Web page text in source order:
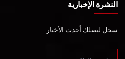
النشرة الإخبارية
سجل ليصلك أحدث الأخبار